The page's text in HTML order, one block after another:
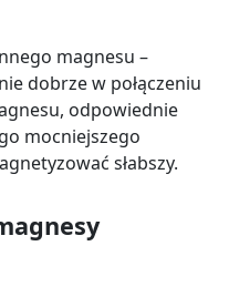
magnesu –
dobrze w połączeniu
odpowiednie
mocniejszego
słabszy.